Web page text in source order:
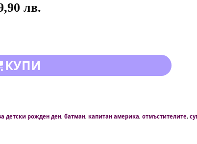
лв.
КУПИ
детски рожден ден, батман, капитан америка, отмъстителите,